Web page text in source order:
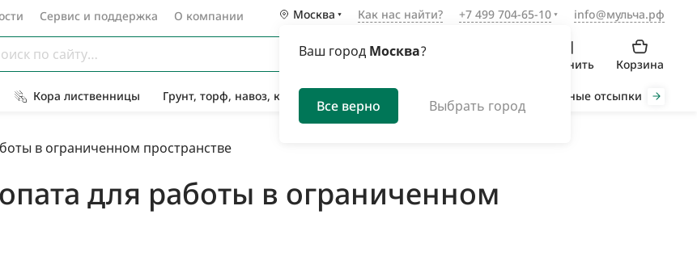
Сервис и поддержка О компании Москва
Ваш город Москва?
Все верно Выбрать город
Как нас найти? +7 499 704-65-10 info@мульча.рф
Сравнить Корзина
Кора лиственницы Грунт, торф, навоз, компост Органическая мульча Декоративные отсыпки
в ограниченном пространстве
для работы в ограниченном